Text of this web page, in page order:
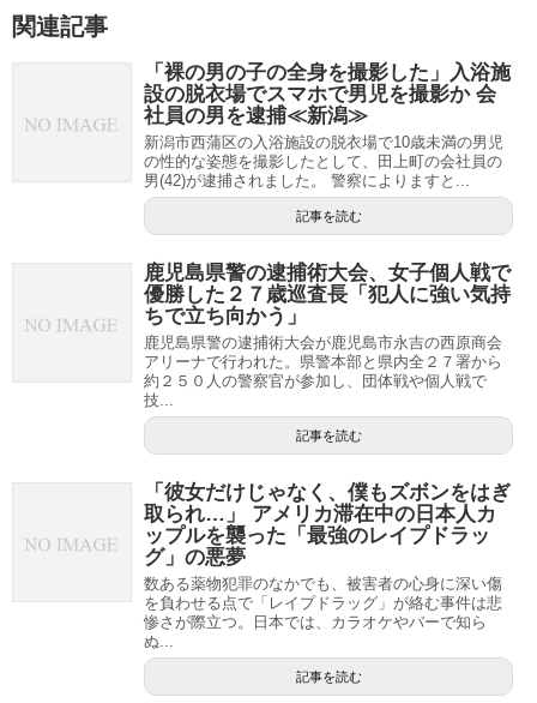
関連記事
「裸の男の子の全身を撮影した」入浴施
設の脱衣場でスマホで男児を撮影か 会
社員の男を逮捕≪新潟≫
新潟市西蒲区の入浴施設の脱衣場で10歳未満の男児
の性的な姿態を撮影したとして、田上町の会社員の
男(42)が逮捕されました。 警察によりますと...
記事を読む
鹿児島県警の逮捕術大会、女子個人戦で
優勝した２７歳巡査長「犯人に強い気持
ちで立ち向かう」
鹿児島県警の逮捕術大会が鹿児島市永吉の西原商会
アリーナで行われた。県警本部と県内全２７署から
約２５０人の警察官が参加し、団体戦や個人戦で
技...
記事を読む
「彼女だけじゃなく、僕もズボンをはぎ
取られ…」 アメリカ滞在中の日本人カ
ップルを襲った「最強のレイプドラッ
グ」の悪夢
数ある薬物犯罪のなかでも、被害者の心身に深い傷
を負わせる点で「レイプドラッグ」が絡む事件は悲
惨さが際立つ。日本では、カラオケやバーで知ら
ぬ...
記事を読む